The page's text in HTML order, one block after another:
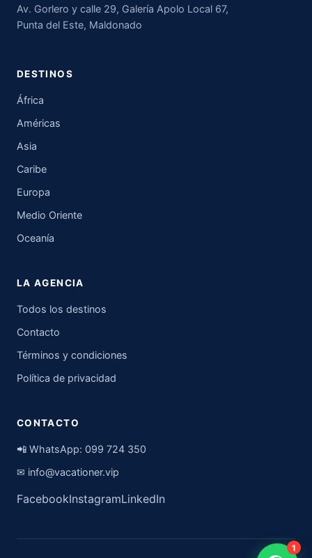
Av. Gorlero y calle 29, Galería Apolo Local 67,
Punta del Este, Maldonado
DESTINOS
África
Américas
Asia
Caribe
Europa
Medio Oriente
Oceanía
LA AGENCIA
Todos los destinos
Contacto
Términos y condiciones
Política de privacidad
CONTACTO
📲 WhatsApp: 099 724 350
✉ info@vacationer.vip
FacebookInstagramLinkedIn
1